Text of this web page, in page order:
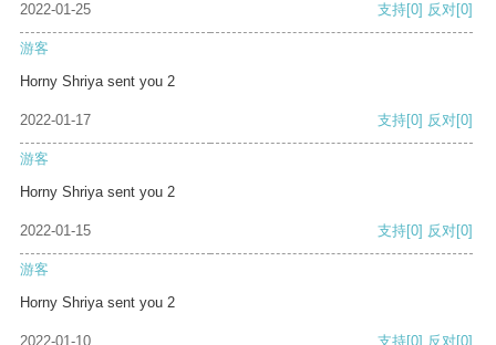
2022-01-25 支持[0] 反对[0]
游客
Horny Shriya sent you 2
2022-01-17 支持[0] 反对[0]
游客
Horny Shriya sent you 2
2022-01-15 支持[0] 反对[0]
游客
Horny Shriya sent you 2
2022-01-10 支持[0] 反对[0]